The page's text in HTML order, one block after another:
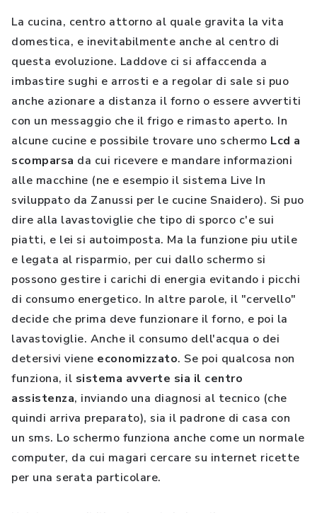
La cucina, centro attorno al quale gravita la vita
domestica, e inevitabilmente anche al centro di
questa evoluzione. Laddove ci si affaccenda a
imbastire sughi e arrosti e a regolar di sale si puo
anche azionare a distanza il forno o essere avvertiti
con un messaggio che il frigo e rimasto aperto. In
alcune cucine e possibile trovare uno schermo Lcd a
scomparsa da cui ricevere e mandare informazioni
alle macchine (ne e esempio il sistema Live In
sviluppato da Zanussi per le cucine Snaidero). Si puo
dire alla lavastoviglie che tipo di sporco c'e sui
piatti, e lei si autoimposta. Ma la funzione piu utile
e legata al risparmio, per cui dallo schermo si
possono gestire i carichi di energia evitando i picchi
di consumo energetico. In altre parole, il "cervello"
decide che prima deve funzionare il forno, e poi la
lavastoviglie. Anche il consumo dell'acqua o dei
detersivi viene economizzato. Se poi qualcosa non
funziona, il sistema avverte sia il centro
assistenza, inviando una diagnosi al tecnico (che
quindi arriva preparato), sia il padrone di casa con
un sms. Lo schermo funziona anche come un normale
computer, da cui magari cercare su internet ricette
per una serata particolare.